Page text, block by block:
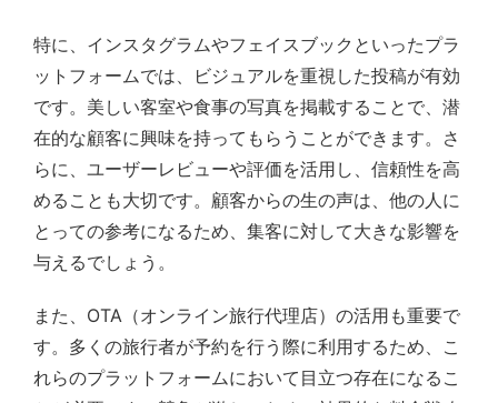
特に、インスタグラムやフェイスブックといったプラ
ットフォームでは、ビジュアルを重視した投稿が有効
です。美しい客室や食事の写真を掲載することで、潜
在的な顧客に興味を持ってもらうことができます。さ
らに、ユーザーレビューや評価を活用し、信頼性を高
めることも大切です。顧客からの生の声は、他の人に
とっての参考になるため、集客に対して大きな影響を
与えるでしょう。
また、OTA（オンライン旅行代理店）の活用も重要で
す。多くの旅行者が予約を行う際に利用するため、こ
れらのプラットフォームにおいて目立つ存在になるこ